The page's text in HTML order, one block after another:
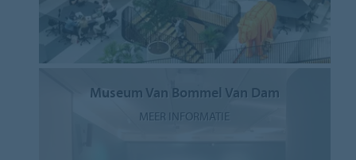
Museum Van Bommel Van Dam
MEER INFORMATIE